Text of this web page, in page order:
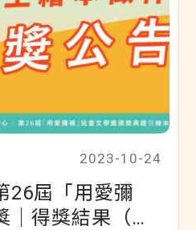
2023-10-24
26屆「用愛彌
｜得獎結果（可